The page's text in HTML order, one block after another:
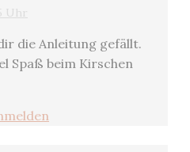
Uhr
die Anleitung gefällt.
Spaß beim Kirschen